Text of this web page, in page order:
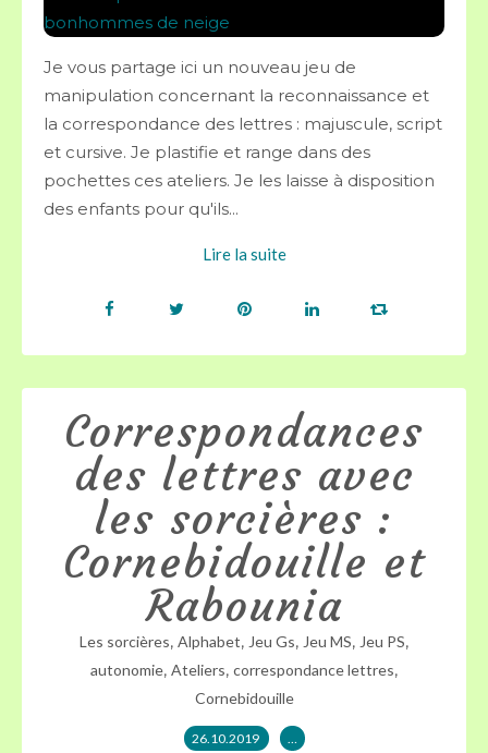
Je vous partage ici un nouveau jeu de
manipulation concernant la reconnaissance et
la correspondance des lettres : majuscule, script
et cursive. Je plastifie et range dans des
pochettes ces ateliers. Je les laisse à disposition
des enfants pour qu'ils...
Lire la suite
Correspondances
des lettres avec
les sorcières :
Cornebidouille et
Rabounia
Les sorcières, Alphabet, Jeu Gs, Jeu MS, Jeu PS,
autonomie, Ateliers, correspondance lettres,
Cornebidouille
26.10.2019 …